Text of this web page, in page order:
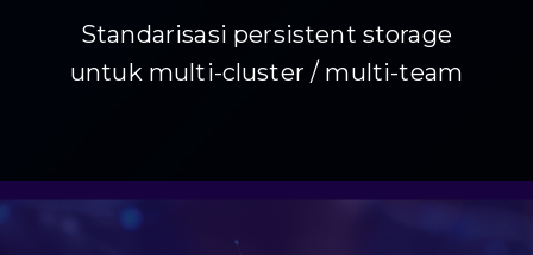
Standarisasi persistent storage
untuk multi-cluster / multi-team